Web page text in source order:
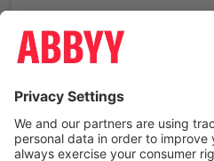
Need help using